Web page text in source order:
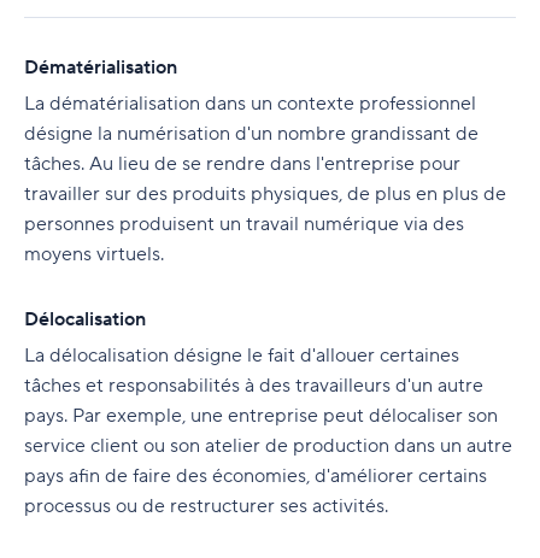
Dématérialisation
La dématérialisation dans un contexte professionnel
désigne la numérisation d'un nombre grandissant de
tâches. Au lieu de se rendre dans l'entreprise pour
travailler sur des produits physiques, de plus en plus de
personnes produisent un travail numérique via des
moyens virtuels.
Délocalisation
La délocalisation désigne le fait d'allouer certaines
tâches et responsabilités à des travailleurs d'un autre
pays. Par exemple, une entreprise peut délocaliser son
service client ou son atelier de production dans un autre
pays afin de faire des économies, d'améliorer certains
processus ou de restructurer ses activités.